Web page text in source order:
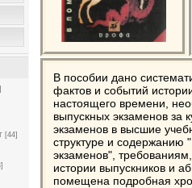
[44]
В пособии дано
фактов и событий
настоящего времени,
выпускных экзаменов за
экзаменов в высшие
структуре и содержанию
экзаменов",
истории выпускников и
помещена подробная